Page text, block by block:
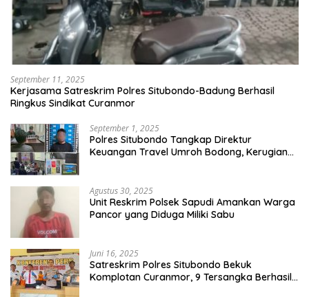
September 11, 2025
Kerjasama Satreskrim Polres Situbondo-Badung Berhasil
Ringkus Sindikat Curanmor
September 1, 2025
Polres Situbondo Tangkap Direktur
Keuangan Travel Umroh Bodong, Kerugian
Agustus 30, 2025
Unit Reskrim Polsek Sapudi Amankan Warga
Pancor yang Diduga Miliki Sabu
Juni 16, 2025
Satreskrim Polres Situbondo Bekuk
Komplotan Curanmor, 9 Tersangka Berhasil